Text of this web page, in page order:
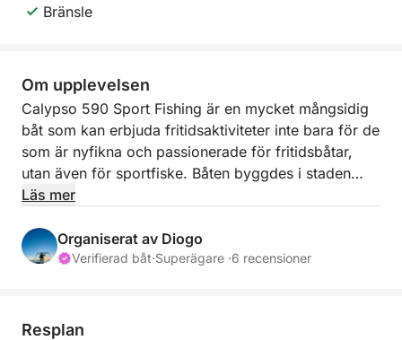
Bränsle
Om upplevelsen
Calypso 590 Sport Fishing är en mycket mångsidig
båt som kan erbjuda fritidsaktiviteter inte bara för de
som är nyfikna och passionerade för fritidsbåtar,
utan även för sportfiske. Båten byggdes i staden
Fuzeta år 2000 och var en succé på den tiden, med
under 2023 och har för närvarande alla nödvändiga
förutsättningar för att ge komfort, roliga stunder och
Läs mer
Organiserat av Diogo
Verifierad båt·Superägare ·6 recensioner
Resplan